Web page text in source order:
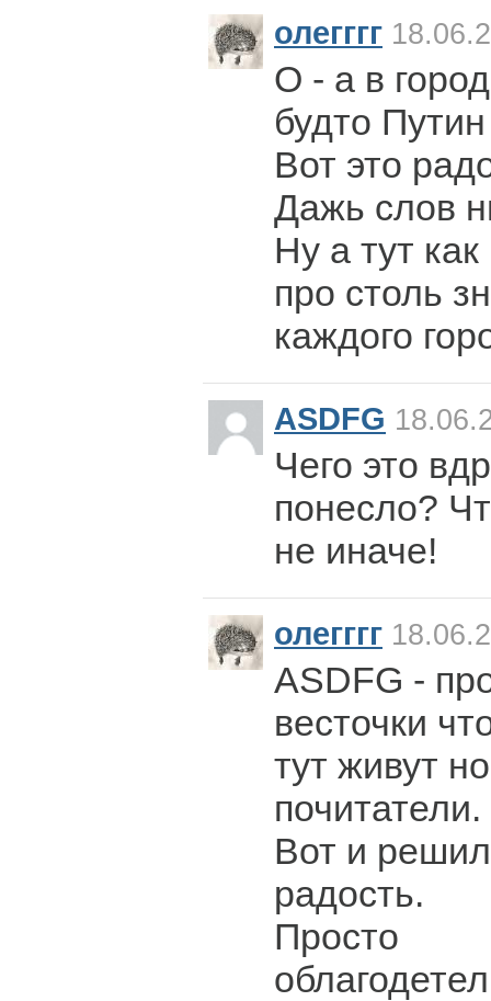
олегггг
О - а в
будто
Вот это
Дажь слов
Ну а тут
про столь
каждого
ASDFG
Чего это
понесло?
не иначе!
олегггг
ASDFG -
весточки
тут живут
почитатели.
Вот и
радость.
Просто